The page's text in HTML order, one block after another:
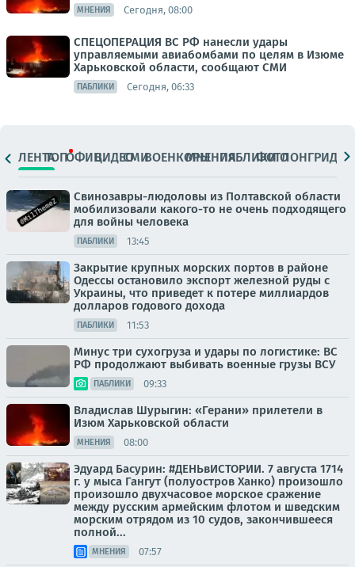
МНЕНИЯ Сегодня, 08:00
СПЕЦОПЕРАЦИЯ ВС РФ нанесли удары
управляемыми авиабомбами по целям в Изюме
Харьковской области, сообщают СМИ
ПАБЛИКИ Сегодня, 06:33
ЛЕНТАТОПОФИЦ.ВИДЕОСМИВОЕНКОРЫМНЕНИЯПАБЛИКИ
ФОТОЛОНГРИДЫ
Свинозавры-людоловы из Полтавской области
мобилизовали какого-то не очень подходящего
для войны человека
ПАБЛИКИ 13:45
Закрытие крупных морских портов в районе
Одессы остановило экспорт железной руды с
Украины, что приведет к потере миллиардов
долларов годового дохода
ПАБЛИКИ 11:53
Минус три сухогруза и удары по логистике: ВС
РФ продолжают выбивать военные грузы ВСУ
ПАБЛИКИ 09:33
Владислав Шурыгин: «Герани» прилетели в
Изюм Харьковской области
МНЕНИЯ 08:00
Эдуард Басурин: #ДЕНЬвИСТОРИИ. 7 августа 1714
г. у мыса Гангут (полуостров Ханко) произошло
произошло двухчасовое морское сражение
между русским армейским флотом и шведским
морским отрядом из 10 судов, закончившееся
полной...
МНЕНИЯ 07:57